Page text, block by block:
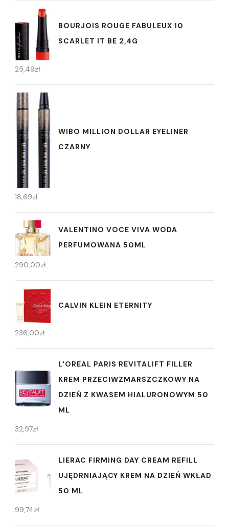
BOURJOIS ROUGE FABULEUX 10
SCARLET IT BE 2,4G
25,49zł
WIBO MILLION DOLLAR EYELINER
CZARNY
18,69zł
VALENTINO VOCE VIVA WODA
PERFUMOWANA 50ML
290,00zł
CALVIN KLEIN ETERNITY
236,00zł
L'OREAL PARIS REVITALIFT FILLER
KREM PRZECIWZMARSZCZKOWY NA
DZIEŃ Z KWASEM HIALURONOWYM 50
ML
32,97zł
LIERAC FIRMING DAY CREAM REFILL
UJĘDRNIAJĄCY KREM NA DZIEŃ WKŁAD
50 ML
99,74zł